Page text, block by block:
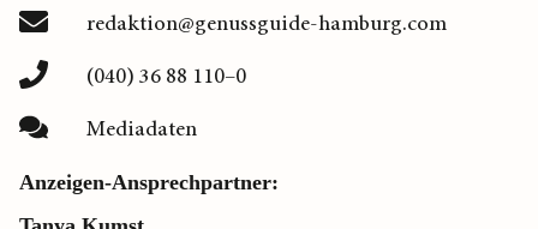
redaktion@genussguide-hamburg.com
(040) 36 88 110–0
Mediadaten
Anzeigen-Ansprechpartner: